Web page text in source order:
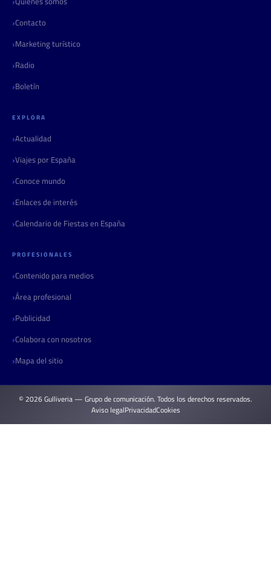
Contacto
Marketing turístico
Radio
Boletín
EXPLORA
Actualidad
Viajes por España
Conoce mundo
Enlaces de interés
Calendario de Fiestas en España
PROFESIONALES
Contenido para medios
Área profesional
Publicidad
Colabora con nosotros
Mapa del sitio
© 2026 Gulliveria — Grupo de comunicación. Todos los derechos reservados.
Aviso legalPrivacidadCookies